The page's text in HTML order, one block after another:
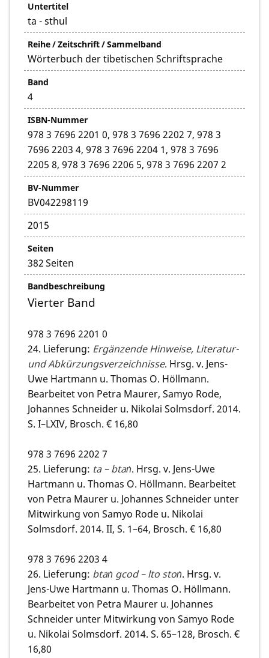
Untertitel
ta - sthul
Reihe / Zeitschrift / Sammelband
Wörterbuch der tibetischen Schriftsprache
Band
4
ISBN-Nummer
978 3 7696 2201 0, 978 3 7696 2202 7, 978 3
7696 2203 4, 978 3 7696 2204 1, 978 3 7696
2205 8, 978 3 7696 2206 5, 978 3 7696 2207 2
BV-Nummer
BV042298119
2015
Seiten
382 Seiten
Bandbeschreibung
Vierter Band
978 3 7696 2201 0
24. Lieferung: Ergänzende Hinweise, Literatur-
und Abkürzungsverzeichnisse. Hrsg. v. Jens-
Uwe Hartmann u. Thomas O. Höllmann.
Bearbeitet von Petra Maurer, Samyo Rode,
Johannes Schneider u. Nikolai Solmsdorf. 2014.
S. I–LXIV, Brosch. € 16,80
978 3 7696 2202 7
25. Lieferung: ta – btaṅ. Hrsg. v. Jens-Uwe
Hartmann u. Thomas O. Höllmann. Bearbeitet
von Petra Maurer u. Johannes Schneider unter
Mitwirkung von Samyo Rode u. Nikolai
Solmsdorf. 2014. II, S. 1–64, Brosch. € 16,80
978 3 7696 2203 4
26. Lieferung: btaṅ gcod – lto stoṅ. Hrsg. v.
Jens-Uwe Hartmann u. Thomas O. Höllmann.
Bearbeitet von Petra Maurer u. Johannes
Schneider unter Mitwirkung von Samyo Rode
u. Nikolai Solmsdorf. 2014. S. 65–128, Brosch. €
16,80